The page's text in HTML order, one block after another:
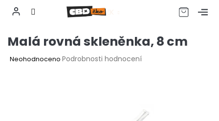
CZK
Malá rovná skleněnka, 8 cm
Průměrné
Neohodnoceno Podrobnosti hodnocení